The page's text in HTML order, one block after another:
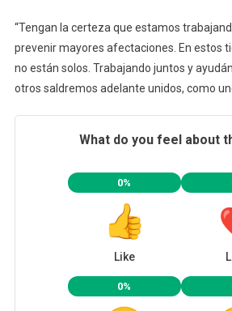
“Tengan la certeza que estamos
prevenir mayores afectaciones. En estos
no están solos. Trabajando juntos y
otros saldremos adelante unidos, como
What do you feel about
0%
Like
0%